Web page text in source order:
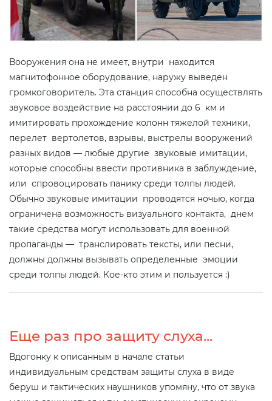
Вооружения она не имеет, внутри находится
магнитофонное оборудование, наружу выведен
громкоговоритель. Эта станция способна осуществлять
звуковое воздействие на расстоянии до 6 км и
имитировать прохождение колонн тяжелой техники,
перелет вертолетов, взрывы, выстрелы вооружений
разных видов — любые другие звуковые имитации,
которые способны ввести противника в заблуждение,
или спровоцировать панику среди толпы людей.
Обычно звуковые имитации проводятся ночью, когда
ограничена возможность визуального контакта, днем
такие средства могут использовать для военной
пропаганды — транслировать тексты, или песни,
должны должны вызывать определенные эмоции
среди толпы людей. Кое-кто этим и пользуется :)
Еще раз про защиту слуха...
Вдогонку к описанным в начале статьи
индивидуальным средствам защиты слуха в виде
беруш и тактических наушников упомяну, что от звука